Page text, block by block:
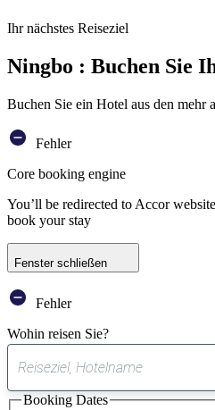
Ihr nächstes Reiseziel
Ningbo : Buchen Sie
Buchen Sie ein Hotel aus den mehr
Fehler
Core booking engine
You’ll be redirected to Accor
book your stay
Fenster schließen
Fehler
Wohin reisen Sie?
Booking Dates